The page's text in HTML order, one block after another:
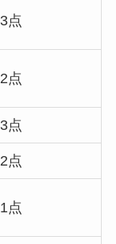
3点
2点
3点
2点
1点